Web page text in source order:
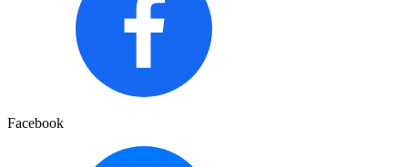
Facebook